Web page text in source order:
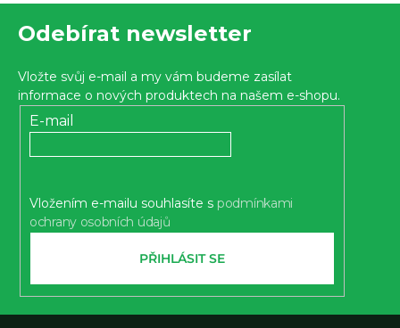
z 5
Odebírat newsletter
Vložte svůj e-mail a my vám budeme zasílat
informace o nových produktech na našem e-shopu.
E-mail
Vložením e-mailu souhlasíte s podmínkami
ochrany osobních údajů
PŘIHLÁSIT SE